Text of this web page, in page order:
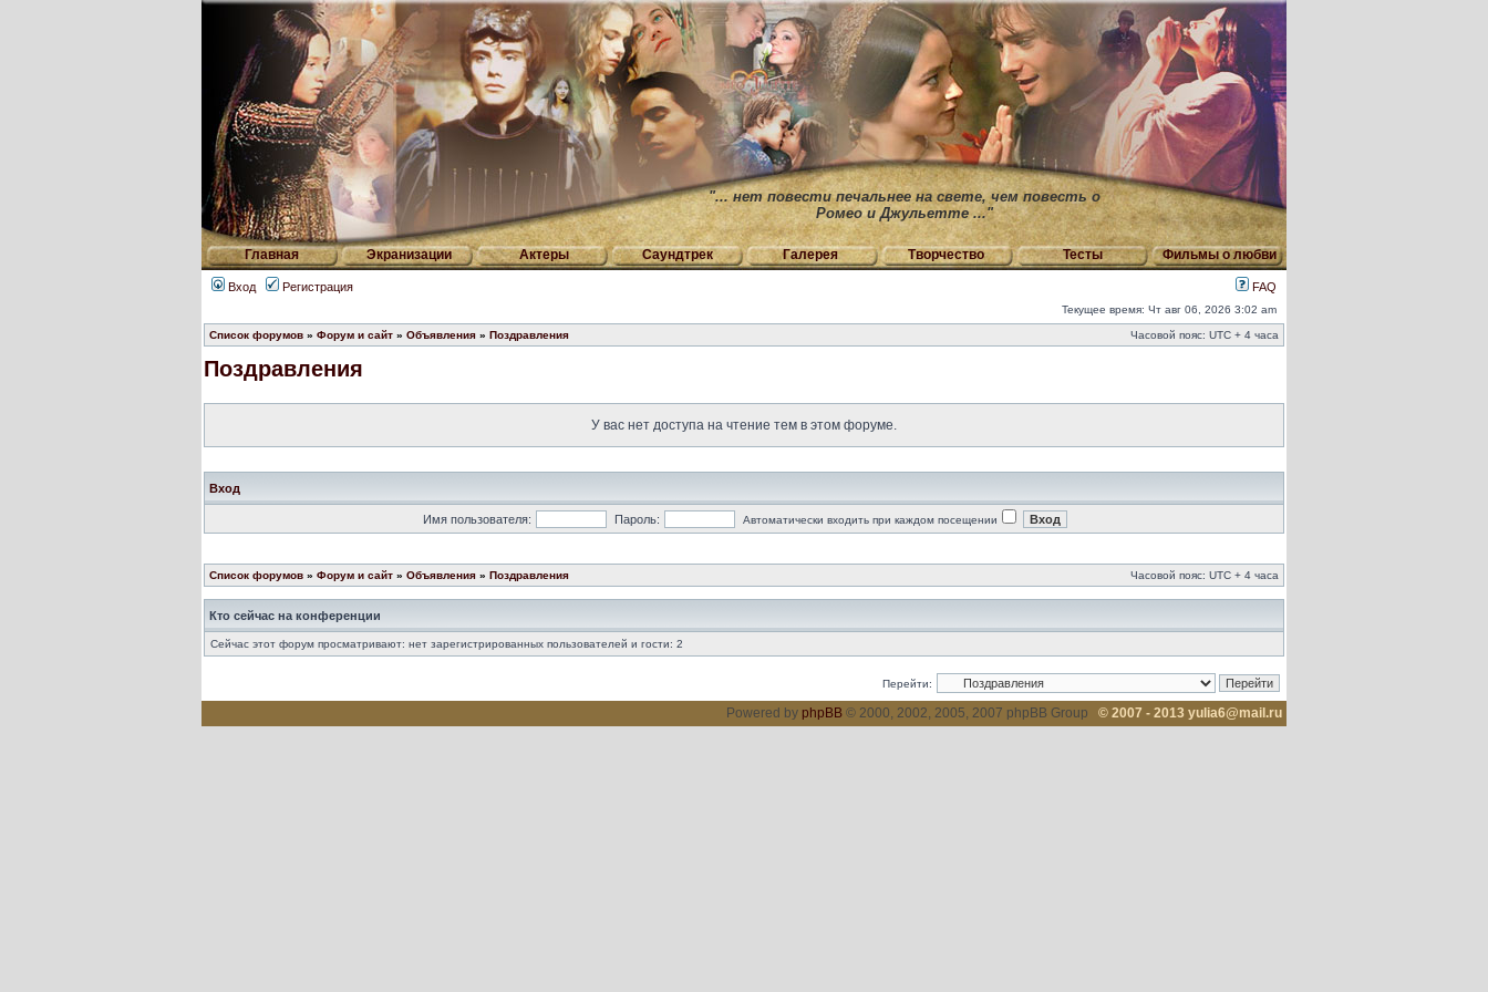
"... нет повести печальнее на свете, чем повесть о
Ромео и Джульетте ..."
Главная Экранизации Актеры Саундтрек Галерея Творчество Тесты Фильмы о любви
Вход Регистрация FAQ
Текущее время: Чт авг 06, 2026 3:02 am
Список форумов » Форум и сайт » Объявления » Поздравления Часовой пояс: UTC + 4 часа
Поздравления
У вас нет доступа на чтение тем в этом форуме.
Вход
Имя пользователя: Пароль: Автоматически входить при каждом посещении
Список форумов » Форум и сайт » Объявления » Поздравления Часовой пояс: UTC + 4 часа
Кто сейчас на конференции
Сейчас этот форум просматривают: нет зарегистрированных пользователей и гости: 2
Перейти:
Powered by phpBB © 2000, 2002, 2005, 2007 phpBB Group © 2007 - 2013 yulia6@mail.ru